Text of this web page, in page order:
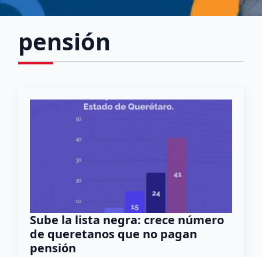
pensión
Sube la lista negra: crece número
de queretanos que no pagan
pensión